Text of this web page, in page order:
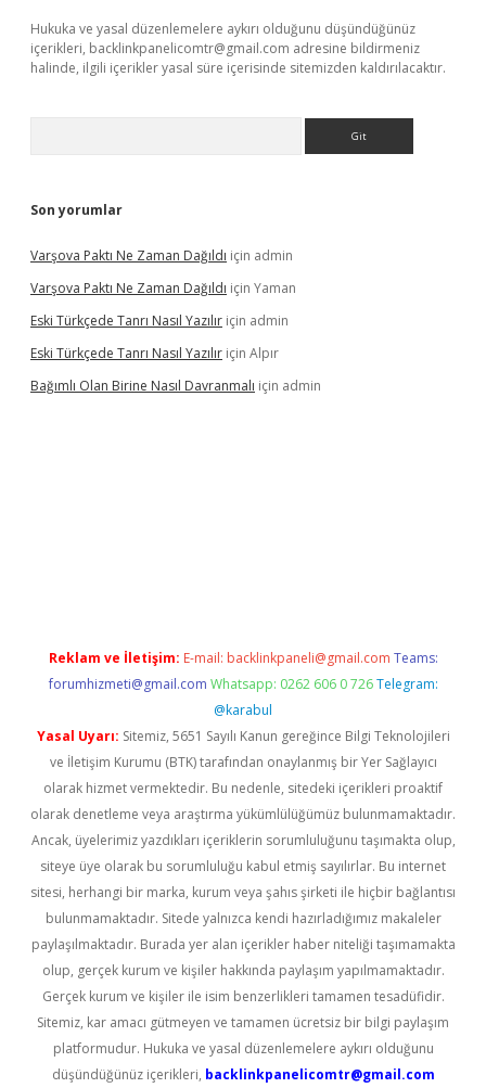
Hukuka ve yasal düzenlemelere aykırı olduğunu düşündüğünüz
içerikleri, backlinkpanelicomtr@gmail.com adresine bildirmeniz
halinde, ilgili içerikler yasal süre içerisinde sitemizden kaldırılacaktır.
Son yorumlar
Varşova Paktı Ne Zaman Dağıldı için admin
Varşova Paktı Ne Zaman Dağıldı için Yaman
Eski Türkçede Tanrı Nasıl Yazılır için admin
Eski Türkçede Tanrı Nasıl Yazılır için Alpır
Bağımlı Olan Birine Nasıl Davranmalı için admin
Reklam ve İletişim: E-mail: backlinkpaneli@gmail.com Teams:
forumhizmeti@gmail.com Whatsapp: 0262 606 0 726 Telegram:
@karabul
Yasal Uyarı: Sitemiz, 5651 Sayılı Kanun gereğince Bilgi Teknolojileri
ve İletişim Kurumu (BTK) tarafından onaylanmış bir Yer Sağlayıcı
olarak hizmet vermektedir. Bu nedenle, sitedeki içerikleri proaktif
olarak denetleme veya araştırma yükümlülüğümüz bulunmamaktadır.
Ancak, üyelerimiz yazdıkları içeriklerin sorumluluğunu taşımakta olup,
siteye üye olarak bu sorumluluğu kabul etmiş sayılırlar. Bu internet
sitesi, herhangi bir marka, kurum veya şahıs şirketi ile hiçbir bağlantısı
bulunmamaktadır. Sitede yalnızca kendi hazırladığımız makaleler
paylaşılmaktadır. Burada yer alan içerikler haber niteliği taşımamakta
olup, gerçek kurum ve kişiler hakkında paylaşım yapılmamaktadır.
Gerçek kurum ve kişiler ile isim benzerlikleri tamamen tesadüfidir.
Sitemiz, kar amacı gütmeyen ve tamamen ücretsiz bir bilgi paylaşım
platformudur. Hukuka ve yasal düzenlemelere aykırı olduğunu
düşündüğünüz içerikleri, backlinkpanelicomtr@gmail.com